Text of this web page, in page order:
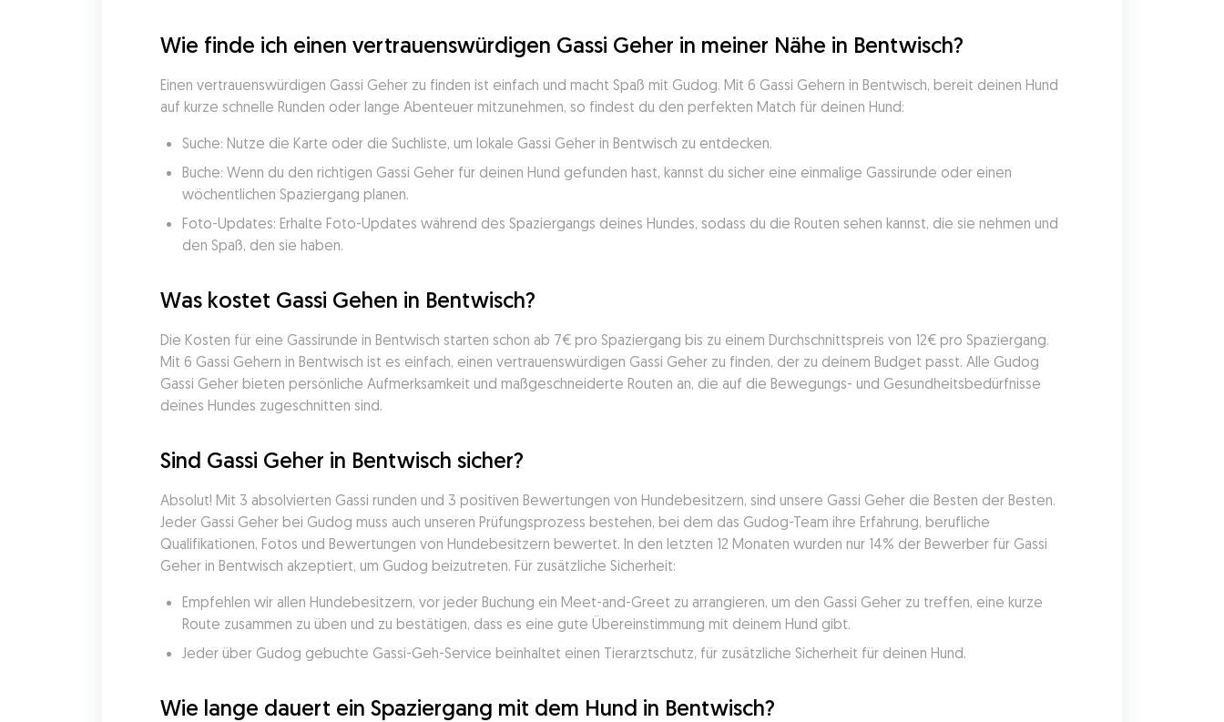
Wie finde ich einen vertrauenswürdigen Gassi Geher in meiner Nähe in Bentwisch?
Einen vertrauenswürdigen Gassi Geher zu finden ist einfach und macht Spaß mit Gudog. Mit 6 Gassi Gehern in Bentwisch, bereit deinen Hund
auf kurze schnelle Runden oder lange Abenteuer mitzunehmen, so findest du den perfekten Match für deinen Hund:
Suche: Nutze die Karte oder die Suchliste, um lokale Gassi Geher in Bentwisch zu entdecken.
Buche: Wenn du den richtigen Gassi Geher für deinen Hund gefunden hast, kannst du sicher eine einmalige Gassirunde oder einen
wöchentlichen Spaziergang planen.
Foto-Updates: Erhalte Foto-Updates während des Spaziergangs deines Hundes, sodass du die Routen sehen kannst, die sie nehmen und
den Spaß, den sie haben.
Was kostet Gassi Gehen in Bentwisch?
Die Kosten für eine Gassirunde in Bentwisch starten schon ab 7€ pro Spaziergang bis zu einem Durchschnittspreis von 12€ pro Spaziergang.
Mit 6 Gassi Gehern in Bentwisch ist es einfach, einen vertrauenswürdigen Gassi Geher zu finden, der zu deinem Budget passt. Alle Gudog
Gassi Geher bieten persönliche Aufmerksamkeit und maßgeschneiderte Routen an, die auf die Bewegungs- und Gesundheitsbedürfnisse
deines Hundes zugeschnitten sind.
Sind Gassi Geher in Bentwisch sicher?
Absolut! Mit 3 absolvierten Gassi runden und 3 positiven Bewertungen von Hundebesitzern, sind unsere Gassi Geher die Besten der Besten.
Jeder Gassi Geher bei Gudog muss auch unseren Prüfungsprozess bestehen, bei dem das Gudog-Team ihre Erfahrung, berufliche
Qualifikationen, Fotos und Bewertungen von Hundebesitzern bewertet. In den letzten 12 Monaten wurden nur 14% der Bewerber für Gassi
Geher in Bentwisch akzeptiert, um Gudog beizutreten. Für zusätzliche Sicherheit:
Empfehlen wir allen Hundebesitzern, vor jeder Buchung ein Meet-and-Greet zu arrangieren, um den Gassi Geher zu treffen, eine kurze
Route zusammen zu üben und zu bestätigen, dass es eine gute Übereinstimmung mit deinem Hund gibt.
Jeder über Gudog gebuchte Gassi-Geh-Service beinhaltet einen Tierarztschutz, für zusätzliche Sicherheit für deinen Hund.
Wie lange dauert ein Spaziergang mit dem Hund in Bentwisch?